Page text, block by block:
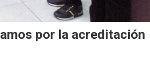
por la acreditación